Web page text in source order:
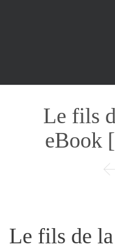
Le fils
eBook
Le fils de